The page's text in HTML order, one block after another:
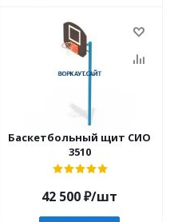
Баскетбольный щит СИО
3510
42 500₽/шт